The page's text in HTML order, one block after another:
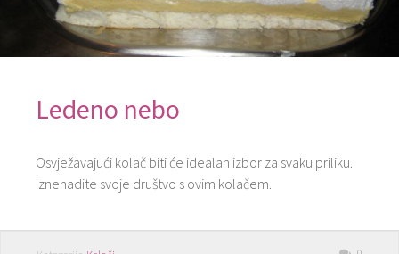
Ledeno nebo
Osvježavajući kolač biti će idealan izbor za svaku priliku.
Iznenadite svoje društvo s ovim kolačem.